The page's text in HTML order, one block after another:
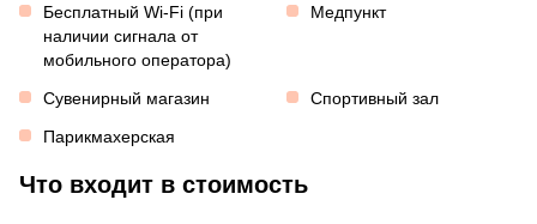
Бесплатный Wi-Fi (при
наличии сигнала от
мобильного оператора)
Медпункт
Сувенирный магазин
Спортивный зал
Парикмахерская
Что входит в стоимость